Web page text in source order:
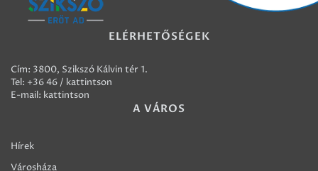
ELÉRHETŐSÉGEK
Cím: 3800, Szikszó Kálvin tér 1.
Tel: +36 46 / kattintson
E-mail: kattintson
A VÁROS
Hírek
Városháza